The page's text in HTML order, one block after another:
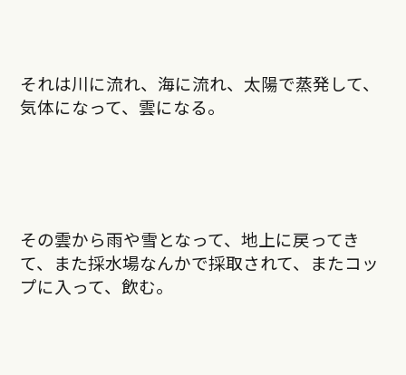
それは川に流れ、海に流れ、太陽で蒸発して、
気体になって、雲になる。
その雲から雨や雪となって、地上に戻ってき
て、また採水場なんかで採取されて、またコッ
プに入って、飲む。